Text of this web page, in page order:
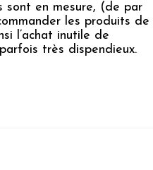
sont en mesure, (de par
les produits de
l’achat inutile de
très dispendieux.